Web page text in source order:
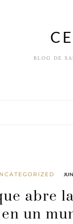
BLOG DE
abre
un